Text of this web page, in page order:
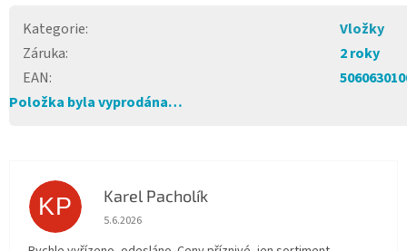
Kategorie:
Vložky
Záruka:
2 roky
EAN:
Položka byla vyprodána…
KP Karel Pacholík
Hodnocení obchodu je 4 z 5 hvězdiček.
5.6.2026